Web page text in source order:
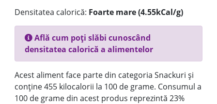
Densitatea calorică: Foarte mare (4.55kCal/g)
Află cum poți slăbi cunoscând
densitatea calorică a alimentelor
Acest aliment face parte din categoria Snackuri și
conține 455 kilocalorii la 100 de grame. Consumul a
100 de grame din acest produs reprezintă 23%